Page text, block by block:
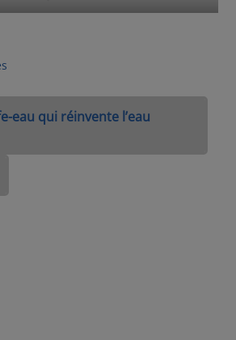
eau qui réinvente l’eau